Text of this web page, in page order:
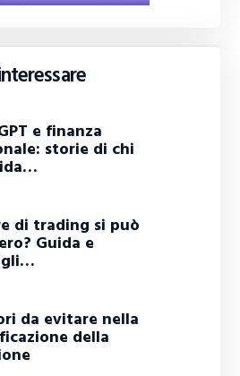
e finanza
storie di chi
di trading si può
Guida e
da evitare nella
della